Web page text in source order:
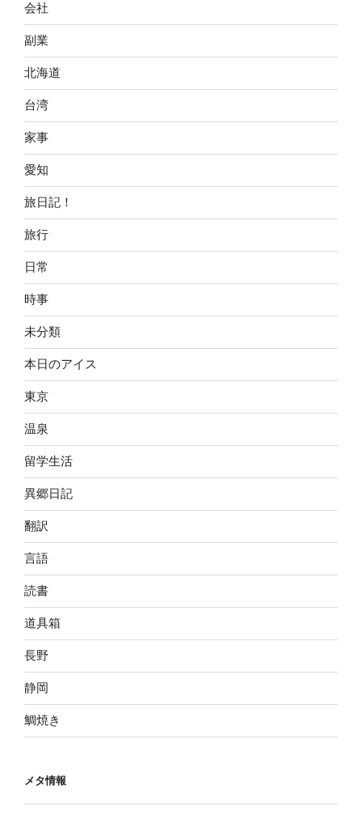
会社
副業
北海道
台湾
家事
愛知
旅日記！
旅行
日常
時事
未分類
本日のアイス
東京
温泉
留学生活
異郷日記
翻訳
言語
読書
道具箱
長野
静岡
鯛焼き
メタ情報